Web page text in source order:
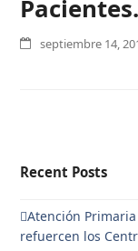
septiembre 14,
Recent Posts
Atención
refuercen los